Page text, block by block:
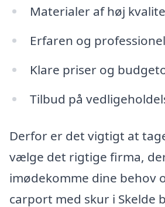
Materialer af høj
Erfaren og
Klare priser og
Tilbud på
Derfor er det vigtigt at
vælge det rigtige firma,
imødekomme dine behov
carport med skur i Skelde